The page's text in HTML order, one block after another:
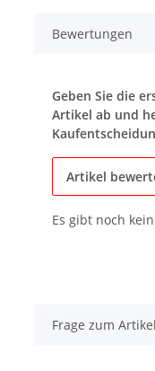
Bewertungen
Geben Sie die
Artikel ab und
Artikel
Es gibt noch
Frage zum Artikel